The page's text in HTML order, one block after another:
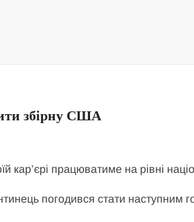
збірну США
кар’єрі працюватиме на рівні
погодився стати наступним